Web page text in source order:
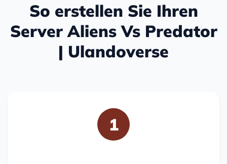
So erstellen Sie Ihren
Server Aliens Vs Predator
| Ulandoverse
1